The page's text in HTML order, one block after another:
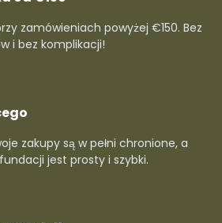
zamówieniach powyżej €150. Bez
i bez komplikacji!
zakupy są w pełni chronione, a
jest prosty i szybki.